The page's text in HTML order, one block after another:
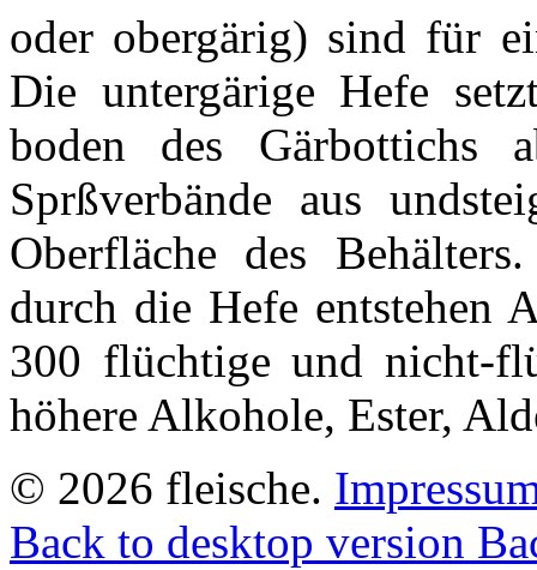
oder obergärig) sind für
Die untergärige Hefe
boden des Gärbottichs
Sprßverbände aus
Oberfläche des
durch die Hefe entstehen
300 flüchtige und nicht-
höhere Alkohole, Ester,
© 2026 fleische.
Back to desktop version